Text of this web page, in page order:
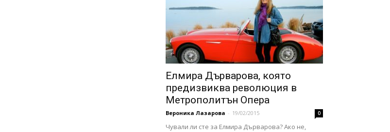
Елмира Дърварова, която
предизвиква революция в
Метрополитън Опера
Вероника Лазарова - 19/02/2015 0
Чували ли сте за Елмира Дърварова? Ако не,